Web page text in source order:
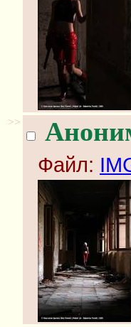
>>
Файл: